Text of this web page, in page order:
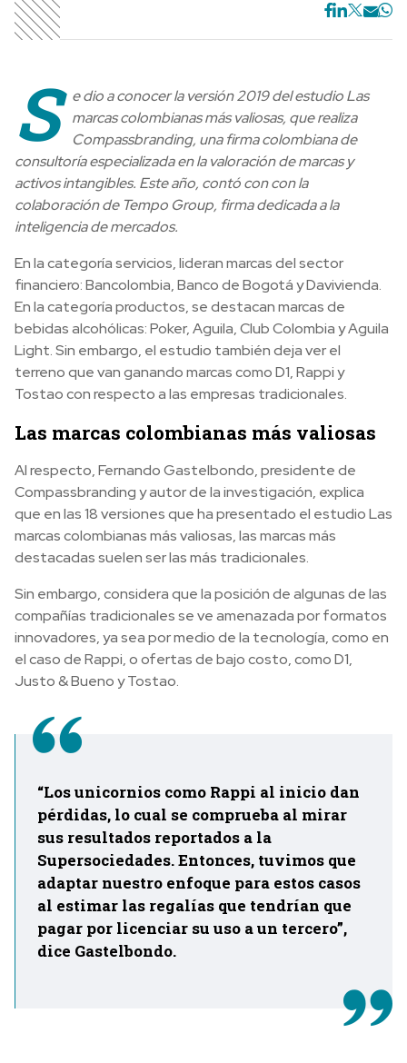
S
e dio a conocer la versión 2019 del estudio Las
marcas colombianas más valiosas, que realiza
Compassbranding, una firma colombiana de
consultoría especializada en la valoración de marcas y
activos intangibles. Este año, contó con con la
colaboración de Tempo Group, firma dedicada a la
inteligencia de mercados.
En la categoría servicios, lideran marcas del sector
financiero: Bancolombia, Banco de Bogotá y Davivienda.
En la categoría productos, se destacan marcas de
bebidas alcohólicas: Poker, Aguila, Club Colombia y Aguila
Light. Sin embargo, el estudio también deja ver el
terreno que van ganando marcas como D1, Rappi y
Tostao con respecto a las empresas tradicionales.
Las marcas colombianas más valiosas
Al respecto, Fernando Gastelbondo, presidente de
Compassbranding y autor de la investigación, explica
que en las 18 versiones que ha presentado el estudio Las
marcas colombianas más valiosas, las marcas más
destacadas suelen ser las más tradicionales.
Sin embargo, considera que la posición de algunas de las
compañías tradicionales se ve amenazada por formatos
innovadores, ya sea por medio de la tecnología, como en
el caso de Rappi, o ofertas de bajo costo, como D1,
Justo & Bueno y Tostao.
“Los unicornios como Rappi al inicio dan
pérdidas, lo cual se comprueba al mirar
sus resultados reportados a la
Supersociedades. Entonces, tuvimos que
adaptar nuestro enfoque para estos casos
al estimar las regalías que tendrían que
pagar por licenciar su uso a un tercero”,
dice Gastelbondo.